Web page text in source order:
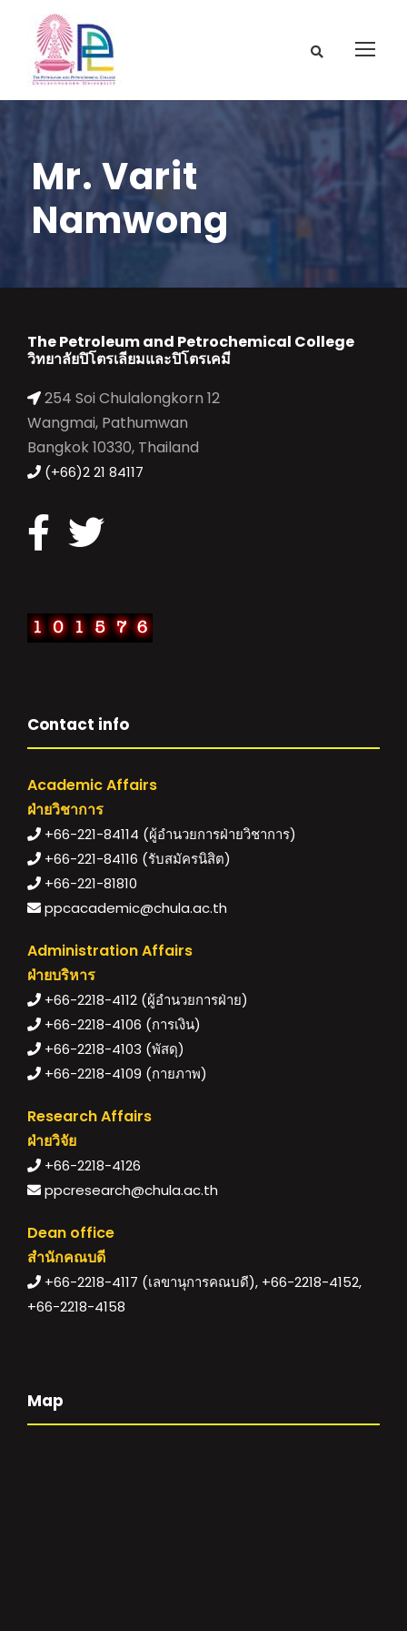
Mr. Varit
Namwong
The Petroleum and Petrochemical College
วิทยาลัยปิโตรเลียมและปิโตรเคมี
254 Soi Chulalongkorn 12
Wangmai, Pathumwan
Bangkok 10330, Thailand
(+66)2 21 84117
Contact info
Academic Affairs
ฝ่ายวิชาการ
+66-221-84114 (ผู้อำนวยการฝ่ายวิชาการ)
+66-221-84116 (รับสมัครนิสิต)
+66-221-81810
ppcacademic@chula.ac.th
Administration Affairs
ฝ่ายบริหาร
+66-2218-4112 (ผู้อำนวยการฝ่าย)
+66-2218-4106 (การเงิน)
+66-2218-4103 (พัสดุ)
+66-2218-4109 (กายภาพ)
Research Affairs
ฝ่ายวิจัย
+66-2218-4126
ppcresearch@chula.ac.th
Dean office
สำนักคณบดี
+66-2218-4117 (เลขานุการคณบดี), +66-2218-4152,
+66-2218-4158
Map